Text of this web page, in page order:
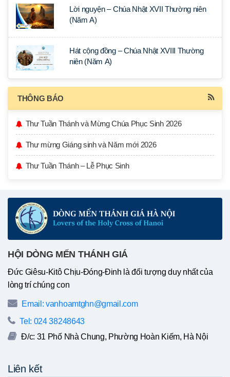
Lời nguyện – Chúa Nhật XVII Thường niên
(Năm A)
Hát cộng đồng – Chúa Nhật XVIII Thường
niên (Năm A)
THÔNG BÁO
Thư Tuần Thánh và Mừng Chúa Phục Sinh 2026
Thư mừng Giáng sinh và Năm mới 2026
Thư Tuần Thánh – Lễ Phục Sinh
HỘI DÒNG MẾN THÁNH GIÁ
Đức Giêsu-Kitô Chịu-Đóng-Đinh là đối tượng duy nhất của
lòng trí chúng con
Email: vanhoamtghn@gmail.com
Tel: 024 38248643
Đ/c: 31 Phố Nhà Chung, Phường Hoàn Kiếm, Hà Nội
Liên kết